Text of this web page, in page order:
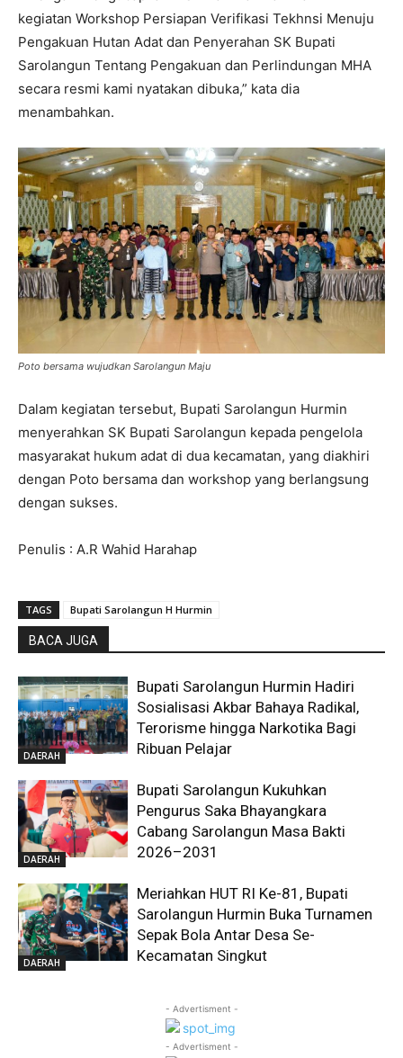
kegiatan Workshop Persiapan Verifikasi Tekhnsi Menuju
Pengakuan Hutan Adat dan Penyerahan SK Bupati
Sarolangun Tentang Pengakuan dan Perlindungan MHA
secara resmi kami nyatakan dibuka,” kata dia
menambahkan.
Poto bersama wujudkan Sarolangun Maju
Dalam kegiatan tersebut, Bupati Sarolangun Hurmin
menyerahkan SK Bupati Sarolangun kepada pengelola
masyarakat hukum adat di dua kecamatan, yang diakhiri
dengan Poto bersama dan workshop yang berlangsung
dengan sukses.
Penulis : A.R Wahid Harahap
TAGS Bupati Sarolangun H Hurmin
BACA JUGA
DAERAH
Bupati Sarolangun Hurmin Hadiri
Sosialisasi Akbar Bahaya Radikal,
Terorisme hingga Narkotika Bagi
Ribuan Pelajar
DAERAH
Bupati Sarolangun Kukuhkan
Pengurus Saka Bhayangkara
Cabang Sarolangun Masa Bakti
2026–2031
DAERAH
Meriahkan HUT RI Ke-81, Bupati
Sarolangun Hurmin Buka Turnamen
Sepak Bola Antar Desa Se-
Kecamatan Singkut
- Advertisment -
- Advertisment -